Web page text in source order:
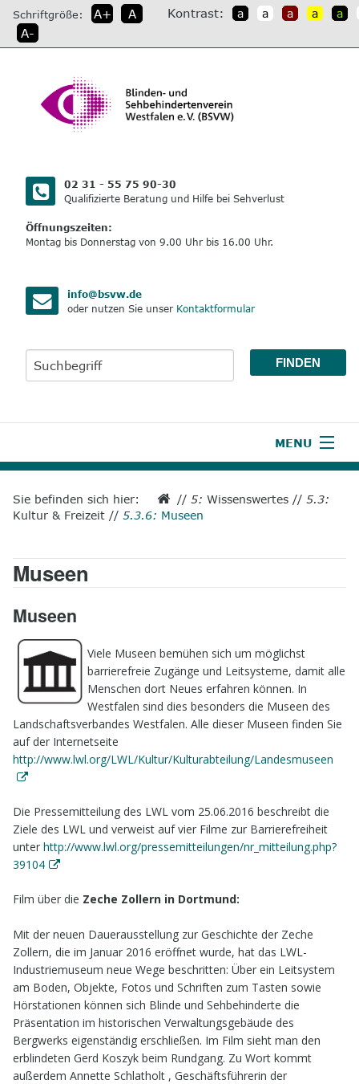
direkt
zum
Inhalt
Schriftgröße: A+
A
A-
Kontrast: a a a a a
02 31 - 55 75 90-30
Qualifizierte Beratung und Hilfe bei Sehverlust
Öffnungszeiten:
Montag bis Donnerstag von 9.00 Uhr bis 16.00 Uhr.
info@bsvw.de
oder nutzen Sie unser Kontaktformular
MENU
2
Aktuelles
3
Wir über uns
4
Unsere Leistungen
6Unterstützen
7
Presse
8
Kontakt
Sie befinden sich hier: //5:Wissenswertes //5.3:
Kultur & Freizeit //5.3.6: Museen
Museen
Museen
Viele Museen bemühen sich um möglichst
barrierefreie Zugänge und Leitsysteme, damit alle
Menschen dort Neues erfahren können. In
Westfalen sind dies besonders die Museen des
Landschaftsverbandes Westfalen. Alle dieser Museen finden Sie
auf der Internetseite
http://www.lwl.org/LWL/Kultur/Kulturabteilung/Landesmuseen
Die Pressemitteilung des LWL vom 25.06.2016 beschreibt die
Ziele des LWL und verweist auf vier Filme zur Barrierefreiheit
unterhttp://www.lwl.org/pressemitteilungen/nr_mitteilung.php?
39104
Film über die Zeche Zollern in Dortmund:
Mit der neuen Dauerausstellung zur Geschichte der Zeche
Zollern, die im Januar 2016 eröffnet wurde, hat das LWL-
Industriemuseum neue Wege beschritten: Über ein Leitsystem
am Boden, Objekte, Fotos und Schriften zum Tasten sowie
Hörstationen können sich Blinde und Sehbehinderte die
Präsentation im historischen Verwaltungsgebäude des
Bergwerks eigenständig erschließen. Im Film sieht man den
erblindeten Gerd Koszyk beim Rundgang. Zu Wort kommt
außerdem Annette Schlatholt , Geschäftsführerin der